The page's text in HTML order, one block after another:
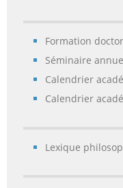
Formation
Séminaire
Calendrier
Calendrier
Lexique